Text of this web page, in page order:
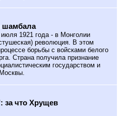
шамбала
июля 1921 года - в Монголии
революция. В этом
борьбы с войсками белого
Страна получила признание
государством и
что Хрущев